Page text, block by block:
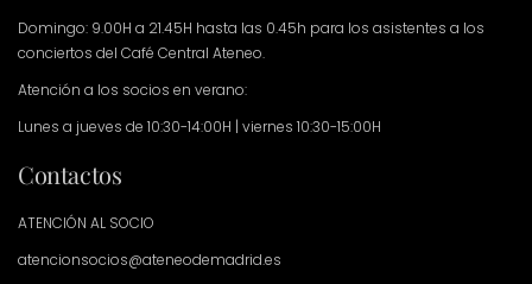
Domingo: 9.00H a 21.45H hasta las 0.45h para los asistentes a los
conciertos del Café Central Ateneo.
Atención a los socios en verano:
Lunes a jueves de 10:30-14:00H | viernes 10:30-15:00H
Contactos
ATENCIÓN AL SOCIO
atencionsocios@ateneodemadrid.es